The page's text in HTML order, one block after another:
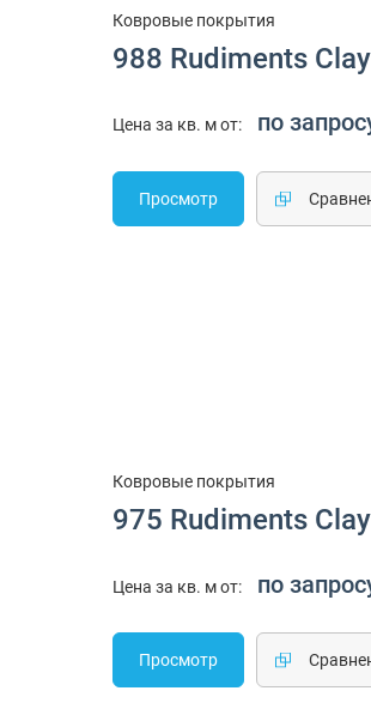
Ковровые покрытия
988 Rudiments Clay
Цена за кв. м от: по
Просмотр
Ковровые покрытия
975 Rudiments Clay
Цена за кв. м от: по
Просмотр